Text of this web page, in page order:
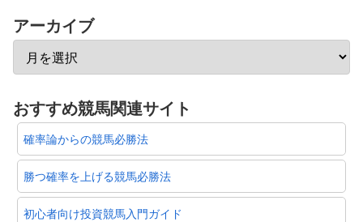
アーカイブ
おすすめ競馬関連サイト
確率論からの競馬必勝法
勝つ確率を上げる競馬必勝法
初心者向け投資競馬入門ガイド